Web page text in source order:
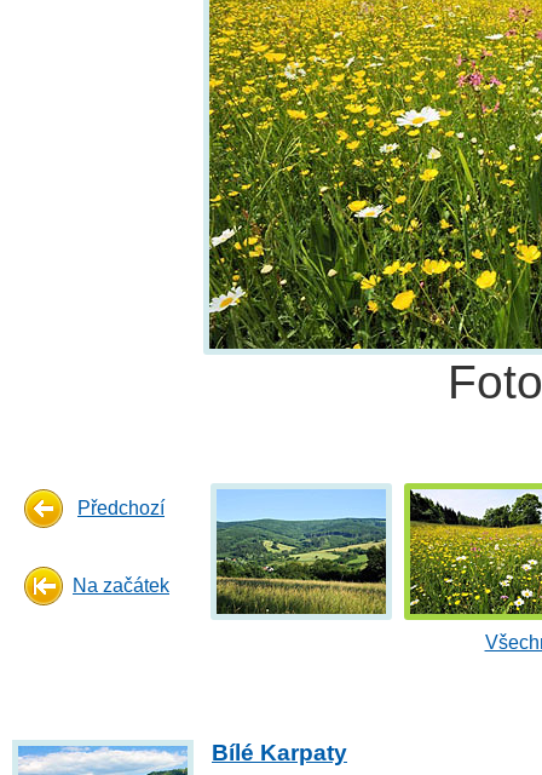
Předchozí
Na začátek
Bílé Karpaty